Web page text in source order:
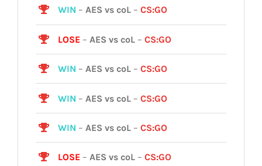
WIN –AES vs coL –CS:GO
LOSE – AES vs coL –CS:GO
WIN –AES vs coL –CS:GO
WIN – AES vs coL –CS:GO
WIN –AES vs coL –CS:GO
LOSE –AES vs coL –CS:GO